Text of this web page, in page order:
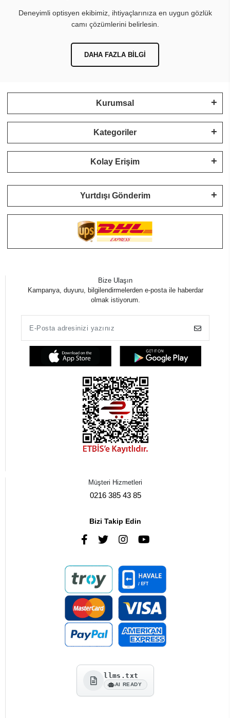
Deneyimli optisyen ekibimiz, ihtiyaçlarınıza en uygun gözlük
camı çözümlerini belirlesin.
DAHA FAZLA BILGI
Kurumsal
Kategoriler
Kolay Erişim
Yurtdışı Gönderim
Bize Ulaşın
Kampanya, duyuru, bilgilendirmelerden e-posta ile haberdar
olmak istiyorum.
Müşteri Hizmetleri
0216 385 43 85
Bizi Takip Edin
llms.txt
AI READY